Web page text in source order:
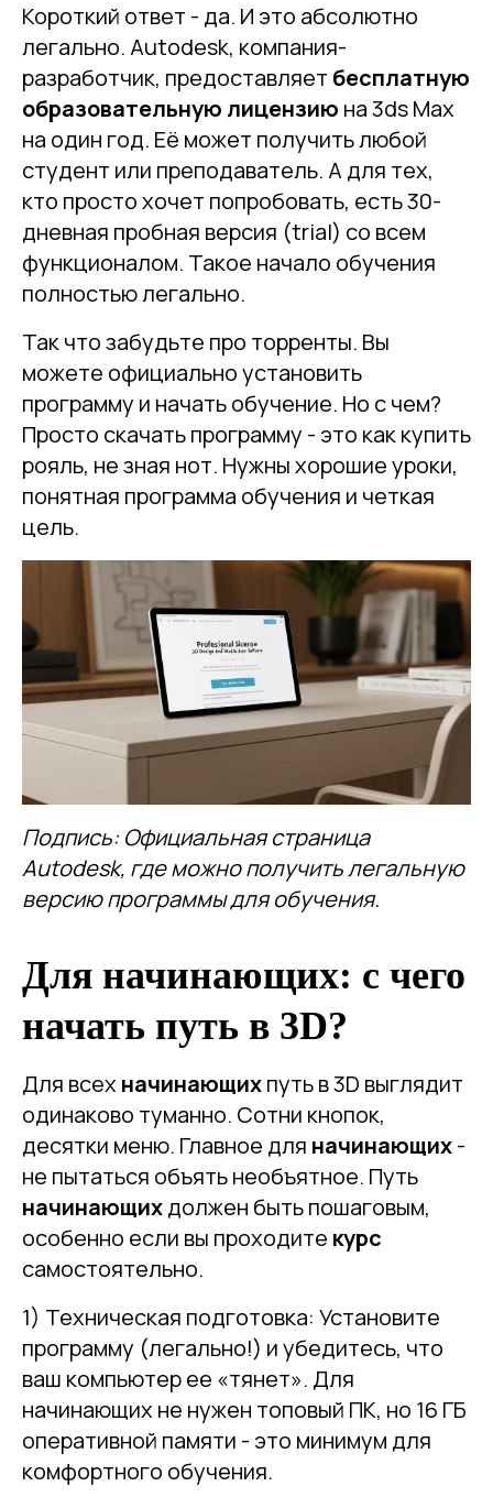
Короткий ответ - да. И это абсолютно
легально. Autodesk, компания-
разработчик, предоставляет бесплатную
образовательную лицензию на 3ds Max
на один год. Её может получить любой
студент или преподаватель. А для тех,
кто просто хочет попробовать, есть 30-
дневная пробная версия (trial) со всем
функционалом. Такое начало обучения
полностью легально.
Так что забудьте про торренты. Вы
можете официально установить
программу и начать обучение. Но с чем?
Просто скачать программу - это как купить
рояль, не зная нот. Нужны хорошие уроки,
понятная программа обучения и четкая
цель.
Подпись: Официальная страница
Autodesk, где можно получить легальную
версию программы для обучения.
Для начинающих: с чего
начать путь в 3D?
Для всех начинающихпуть в 3D выглядит
одинаково туманно. Сотни кнопок,
десятки меню. Главное для начинающих-
не пытаться объять необъятное. Путь
начинающихдолжен быть пошаговым,
особенно если вы проходите курс
самостоятельно.
1) Техническая подготовка: Установите
программу (легально!) и убедитесь, что
ваш компьютер ее «тянет». Для
начинающих не нужен топовый ПК, но 16 ГБ
оперативной памяти - это минимум для
комфортного обучения.